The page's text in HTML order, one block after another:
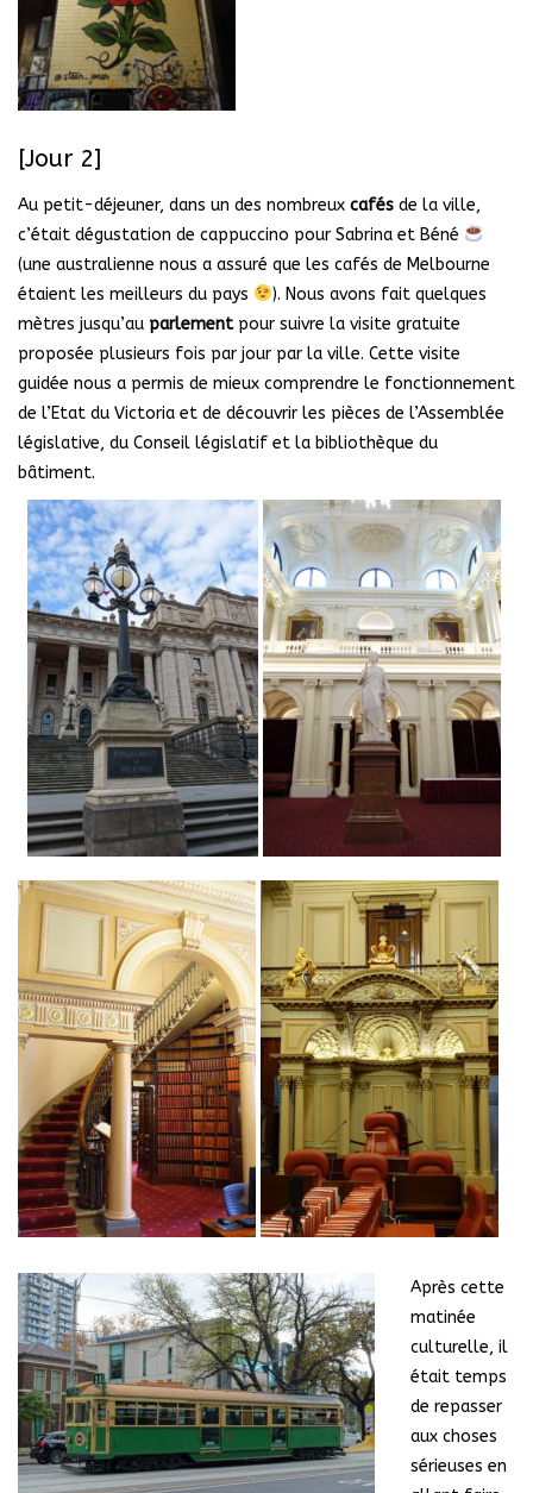
[Jour 2]
Au petit-déjeuner, dans un des nombreux cafés de la ville,
c’était dégustation de cappuccino pour Sabrina et Béné
(une australienne nous a assuré que les cafés de Melbourne
étaient les meilleurs du pays
). Nous avons fait quelques
mètres jusqu’au parlementpour suivre la visite gratuite
proposée plusieurs fois par jour par la ville. Cette visite
guidée nous a permis de mieux comprendre le fonctionnement
de l’Etat du Victoria et de découvrir les pièces de l’Assemblée
législative, du Conseil législatif et la bibliothèque du
bâtiment.
Après cette
matinée
culturelle, il
était temps
de repasser
aux choses
sérieuses en